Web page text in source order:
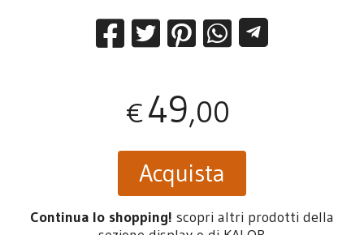
€49,00
Acquista
Continua lo shopping! scopri altri prodotti della